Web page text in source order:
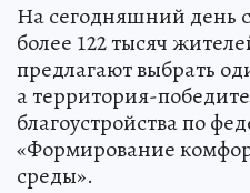
На сегодняшний день
более 122 тысяч
предлагают выбрать
а территория-
благоустройства по
«Формирование
среды».